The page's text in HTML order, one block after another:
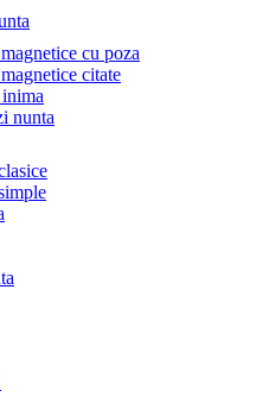
cu poza
citate
nunta